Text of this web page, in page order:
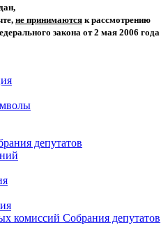
не принимаются к рассмотрению
закона от 2 мая 2006 года
депутатов
комиссий Собрания депутатов